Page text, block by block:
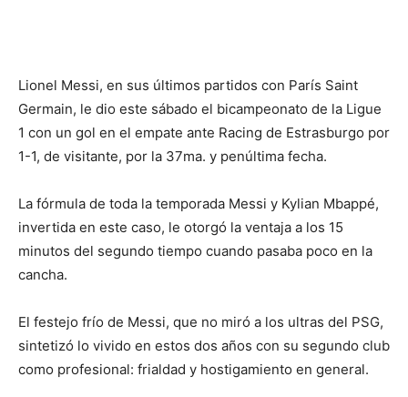
Lionel Messi, en sus últimos partidos con París Saint
Germain, le dio este sábado el bicampeonato de la Ligue
1 con un gol en el empate ante Racing de Estrasburgo por
1-1, de visitante, por la 37ma. y penúltima fecha.
La fórmula de toda la temporada Messi y Kylian Mbappé,
invertida en este caso, le otorgó la ventaja a los 15
minutos del segundo tiempo cuando pasaba poco en la
cancha.
El festejo frío de Messi, que no miró a los ultras del PSG,
sintetizó lo vivido en estos dos años con su segundo club
como profesional: frialdad y hostigamiento en general.